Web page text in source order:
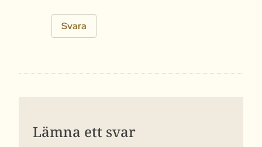
Svara
Lämna ett svar